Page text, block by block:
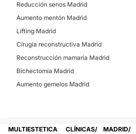
Reducción senos Madrid
Aumento mentón Madrid
Lifting Madrid
Cirugía reconstructiva Madrid
Reconstrucción mamaria Madrid
Bichectomía Madrid
Aumento gemelos Madrid
MULTIESTETICA CLÍNICAS MADRID